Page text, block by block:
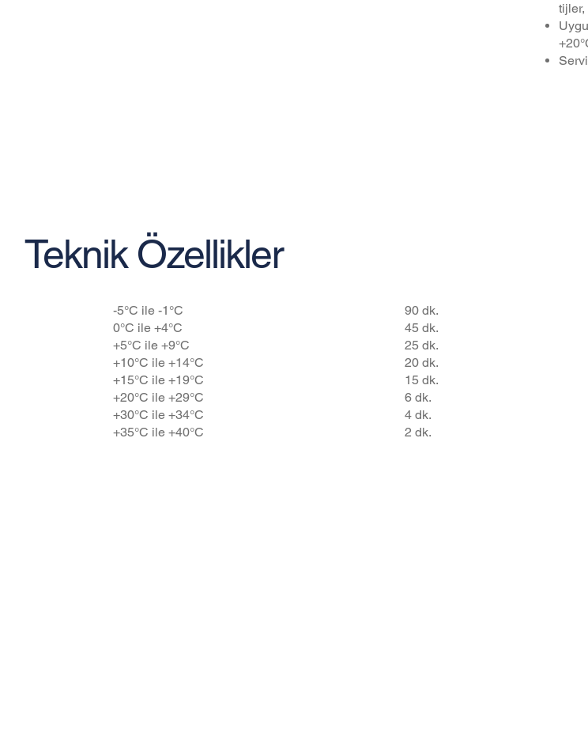
Teknik Özellikler
Beton Sıcaklığı
-5°C ile -1°C
0°C ile +4°C
+5°C ile +9°C
+10°C ile +14°C
+15°C ile +19°C
+20°C ile +29°C
+30°C ile +34°C
+35°C ile +40°C
Maks.
Süresi
90 dk.
45 dk.
25 dk.
20 dk.
15 dk.
6 dk.
4 dk.
2 dk.